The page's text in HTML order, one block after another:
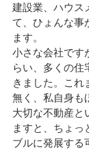
建設業、ハウス
て、ひょんな事
ます。
小さな会社です
らい、多くの住
きました。これ
無く、私自身も
大切な不動産と
ますと、ちょっ
ブルに発展する